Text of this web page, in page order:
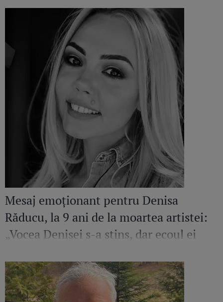
Mesaj emoționant pentru Denisa
Răducu, la 9 ani de la moartea artistei:
„Vocea Denisei s-a stins, dar ecoul ei